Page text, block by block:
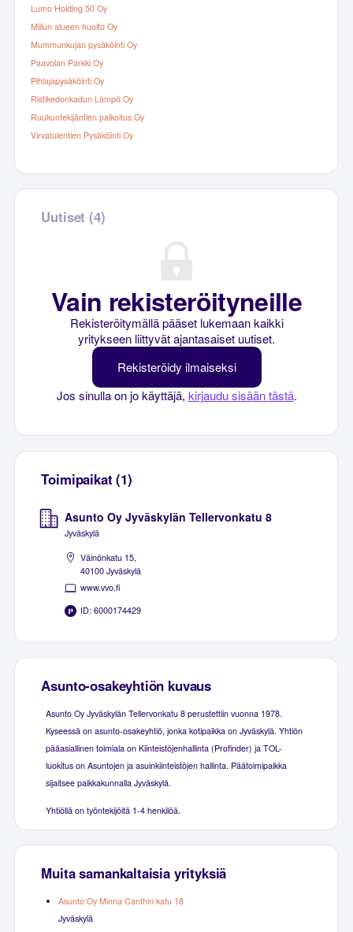
Lumo Holding 50 Oy
Miilun alueen huolto Oy
Mummunkujan pysäköinti Oy
Paavolan Parkki Oy
Pihlajapysäköinti Oy
Ristikedonkadun Lämpö Oy
Ruukuntekijäntien paikoitus Oy
Virvatulentien Pysäköinti Oy
Uutiset (4)
Vain rekisteröityneille
Rekisteröitymällä pääset lukemaan kaikki
yritykseen liittyvät ajantasaiset uutiset.
Rekisteröidy ilmaiseksi
Jos sinulla on jo käyttäjä, kirjaudu sisään tästä.
Toimipaikat (1)
Asunto Oy Jyväskylän Tellervonkatu 8
Jyväskylä
Väinönkatu 15,
40100 Jyväskylä
www.vvo.fi
ID: 6000174429
Asunto-osakeyhtiön kuvaus
Asunto Oy Jyväskylän Tellervonkatu 8 perustettiin vuonna 1978.
Kyseessä on asunto-osakeyhtiö, jonka kotipaikka on Jyväskylä. Yhtiön
pääasiallinen toimiala on Kiinteistöjenhallinta (Profinder) ja TOL-
luokitus on Asuntojen ja asuinkiinteistöjen hallinta. Päätoimipaikka
sijaitsee paikkakunnalla Jyväskylä.
Yhtiöllä on työntekijöitä 1-4 henkilöä.
Muita samankaltaisia yrityksiä
Asunto Oy Minna Canthin katu 18
Jyväskylä